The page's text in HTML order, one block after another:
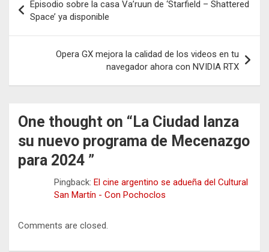
de
entradas
Episodio sobre la casa Va’ruun de ‘Starfield – Shattered
Space’ ya disponible
Opera GX mejora la calidad de los videos en tu
navegador ahora con NVIDIA RTX
One thought on “ La Ciudad lanza
su nuevo programa de Mecenazgo
para 2024 ”
Pingback: El cine argentino se adueña del Cultural
San Martín - Con Pochoclos
Comments are closed.